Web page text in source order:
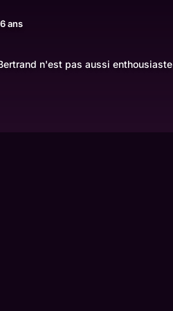
ans
n'est pas aussi enthousiaste